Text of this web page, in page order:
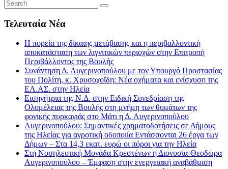
Τελευταία Νέα
Η πορεία της δίκαιης μετάβασης και η περιβαλλοντική
αποκατάσταση των λιγνιτικών περιοχών στην Επιτροπή
Περιβάλλοντος της Βουλής
Συνάντηση Δ. Αυγερινοπούλου με τον Υπουργό Προστασίας
του Πολίτη, κ. Χρυσοχοΐδη: Νέα οχήματα και ενίσχυση της
ΕΛ.ΑΣ. στην Ηλεία
Εισηγήτρια της Ν.Δ. στην Ειδική Συνεδρίαση της
Ολομέλειας της Βουλής στη μνήμη των θυμάτων της
φονικής πυρκαγιάς στο Μάτι η Δ. Αυγερινοπούλου
Αυγερινοπούλου: Σημαντικές χρηματοδοτήσεις σε Δήμους
της Ηλείας για αγροτική οδοποιία Εντάσσονται 26 έργα των
Δήμων – Στα 14,3 εκατ. ευρώ οι πόροι για την Ηλεία
Στη Νοσηλευτική Μονάδα Κρεστένων η Διονυσία-Θεοδώρα
Αυγερινοπούλου – Έμφαση στην ενεργειακή αναβάθμιση